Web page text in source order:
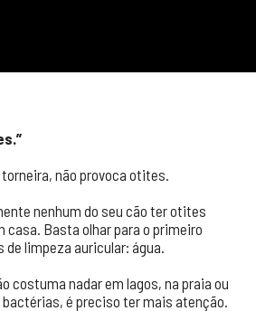
não provoca otites.
nenhum do seu cão ter otites
casa. Basta olhar para o primeiro
de limpeza auricular: água.
costuma nadar em lagos, na praia ou
é preciso ter mais atenção.